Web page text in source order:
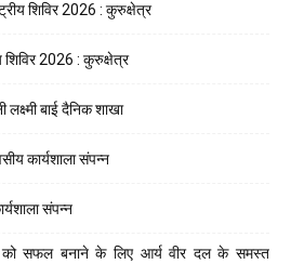
शिविर 2026 : कुरुक्षेत्र
शिविर 2026 : कुरुक्षेत्र
लक्ष्मी बाई दैनिक शाखा
कार्यशाला संपन्न
संपन्न
को सफल बनाने के लिए आर्य वीर दल के समस्त